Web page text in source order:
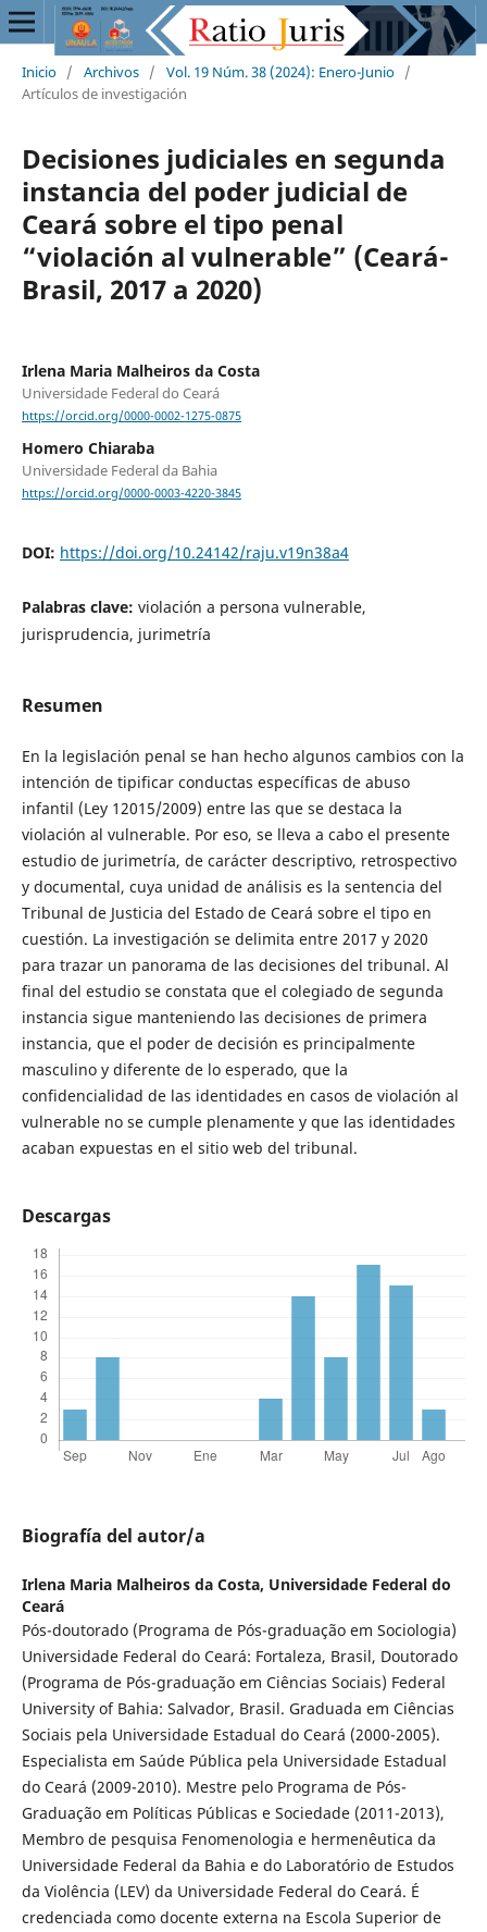
Inicio / Archivos / Vol. 19 Núm. 38 (2024): Enero-Junio /
Artículos de investigación
Decisiones judiciales en segunda
instancia del poder judicial de
Ceará sobre el tipo penal
“violación al vulnerable” (Ceará-
Brasil, 2017 a 2020)
Irlena Maria Malheiros da Costa
Universidade Federal do Ceará
https://orcid.org/0000-0002-1275-0875
Homero Chiaraba
Universidade Federal da Bahia
https://orcid.org/0000-0003-4220-3845
DOI: https://doi.org/10.24142/raju.v19n38a4
Palabras clave: violación a persona vulnerable,
jurisprudencia, jurimetría
Resumen
En la legislación penal se han hecho algunos cambios con la
intención de tipificar conductas específicas de abuso
infantil (Ley 12015/2009) entre las que se destaca la
violación al vulnerable. Por eso, se lleva a cabo el presente
estudio de jurimetría, de carácter descriptivo, retrospectivo
y documental, cuya unidad de análisis es la sentencia del
Tribunal de Justicia del Estado de Ceará sobre el tipo en
cuestión. La investigación se delimita entre 2017 y 2020
para trazar un panorama de las decisiones del tribunal. Al
final del estudio se constata que el colegiado de segunda
instancia sigue manteniendo las decisiones de primera
instancia, que el poder de decisión es principalmente
masculino y diferente de lo esperado, que la
confidencialidad de las identidades en casos de violación al
vulnerable no se cumple plenamente y que las identidades
acaban expuestas en el sitio web del tribunal.
Descargas
Biografía del autor/a
Irlena Maria Malheiros da Costa, Universidade Federal do
Ceará
Pós-doutorado (Programa de Pós-graduação em Sociologia)
Universidade Federal do Ceará: Fortaleza, Brasil, Doutorado
(Programa de Pós-graduação em Ciências Sociais) Federal
University of Bahia: Salvador, Brasil. Graduada em Ciências
Sociais pela Universidade Estadual do Ceará (2000-2005).
Especialista em Saúde Pública pela Universidade Estadual
do Ceará (2009-2010). Mestre pelo Programa de Pós-
Graduação em Políticas Públicas e Sociedade (2011-2013),
Membro de pesquisa Fenomenologia e hermenêutica da
Universidade Federal da Bahia e do Laboratório de Estudos
da Violência (LEV) da Universidade Federal do Ceará. É
credenciada como docente externa na Escola Superior de